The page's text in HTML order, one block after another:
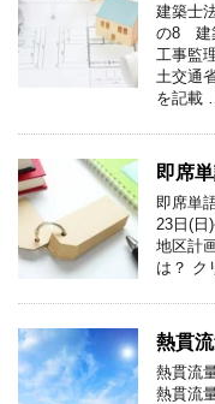
建築士
の8 建
工事監
土交通
を記載 …
即席
即席単
23日(日
地区計
は？ ク
熱貫
熱貫流
熱貫流